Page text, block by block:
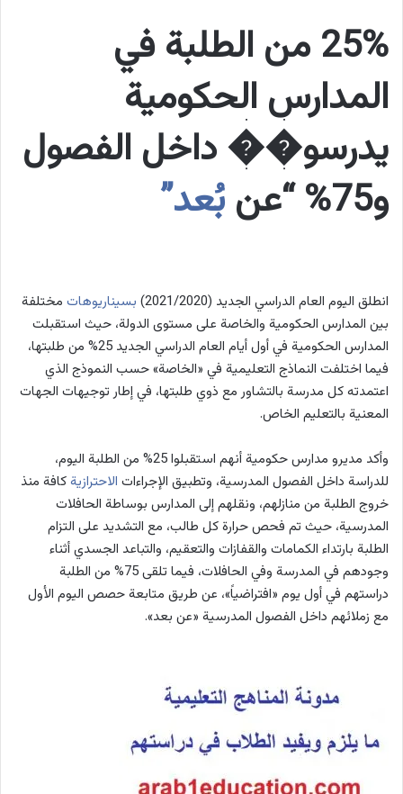
25% من الطلبة في
المدارس الحكومية
يدرسو�� داخل الفصول
و75% “عن
بُعد”
انطلق اليوم العام الدراسي الجديد (2021/2020) بسيناريوهات مختلفة
بين المدارس الحكومية والخاصة على مستوى الدولة، حيث استقبلت
المدارس الحكومية في أول أيام العام الدراسي الجديد 25% من طلبتها،
فيما اختلفت النماذج التعليمية في «الخاصة» حسب النموذج الذي
اعتمدته كل مدرسة بالتشاور مع ذوي طلبتها، في إطار توجيهات الجهات
المعنية بالتعليم الخاص.
وأكد مديرو مدارس حكومية أنهم استقبلوا 25% من الطلبة اليوم،
للدراسة داخل الفصول المدرسية، وتطبيق الإجراءات الاحترازيةكافة منذ
خروج الطلبة من منازلهم، ونقلهم إلى المدارس بوساطة الحافلات
المدرسية، حيث تم فحص حرارة كل طالب، مع التشديد على التزام
الطلبة بارتداء الكمامات والقفازات والتعقيم، والتباعد الجسدي أثناء
وجودهم في المدرسة وفي الحافلات، فيما تلقى 75% من الطلبة
دراستهم في أول يوم «افتراضياً»، عن طريق متابعة حصص اليوم الأول
مع زملائهم داخل الفصول المدرسية «عن بعد».